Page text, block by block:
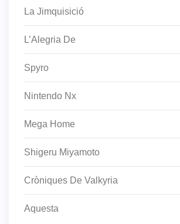
La Jimquisició
L’Alegria De
Spyro
Nintendo Nx
Mega Home
Shigeru Miyamoto
Cròniques De Valkyria
Aquesta